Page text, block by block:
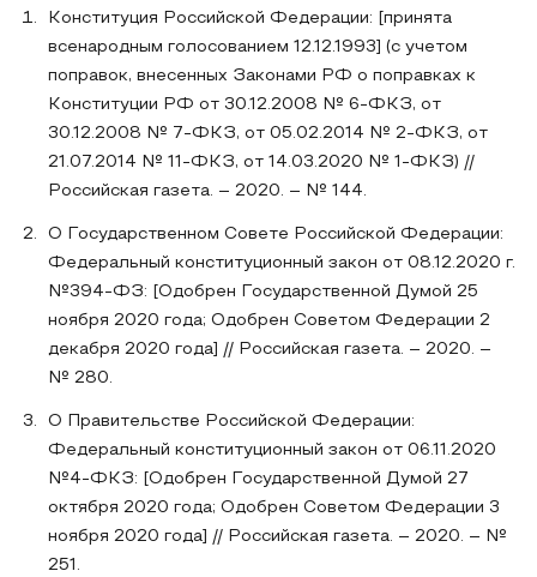
Конституция Российской Федерации: [принята
всенародным голосованием 12.12.1993] (с учетом
поправок, внесенных Законами РФ о поправках к
Конституции РФ от 30.12.2008 № 6-ФКЗ, от
30.12.2008 № 7-ФКЗ, от 05.02.2014 № 2-ФКЗ, от
21.07.2014 № 11-ФКЗ, от 14.03.2020 № 1-ФКЗ) //
Российская газета. – 2020. – № 144.
О Государственном Совете Российской Федерации:
Федеральный конституционный закон от 08.12.2020 г.
№394-ФЗ: [Одобрен Государственной Думой 25
ноября 2020 года; Одобрен Советом Федерации 2
декабря 2020 года] // Российская газета. – 2020. –
№ 280.
О Правительстве Российской Федерации:
Федеральный конституционный закон от 06.11.2020
№4-ФКЗ: [Одобрен Государственной Думой 27
октября 2020 года; Одобрен Советом Федерации 3
ноября 2020 года] // Российская газета. – 2020. – №
251.